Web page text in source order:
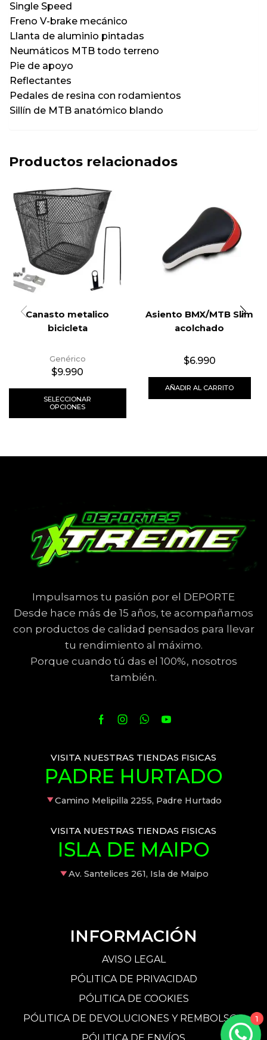
Single Speed
Freno V-brake mecánico
Llanta de aluminio pintadas
Neumáticos MTB todo terreno
Pie de apoyo
Reflectantes
Pedales de resina con rodamientos
Sillín de MTB anatómico blando
Productos relacionados
Canasto metalico
bicicleta
Genérico
$9.990
SELECCIONAR
OPCIONES
Asiento BMX/MTB Slim
acolchado
$6.990
AÑADIR AL CARRITO
Impulsamos tu pasión por el DEPORTE
Desde hace más de 15 años, te acompañamos
con productos de calidad pensados para llevar
tu rendimiento al máximo.
Porque cuando tú das el 100%, nosotros
también.
VISITA NUESTRAS TIENDAS FISICAS
PADRE HURTADO
Camino Melipilla 2255, Padre Hurtado
VISITA NUESTRAS TIENDAS FISICAS
ISLA DE MAIPO
Av. Santelices 261, Isla de Maipo
INFORMACIÓN
AVISO LEGAL
PÓLITICA DE PRIVACIDAD
PÓLITICA DE COOKIES
PÓLITICA DE DEVOLUCIONES Y REMBOLSOS
1